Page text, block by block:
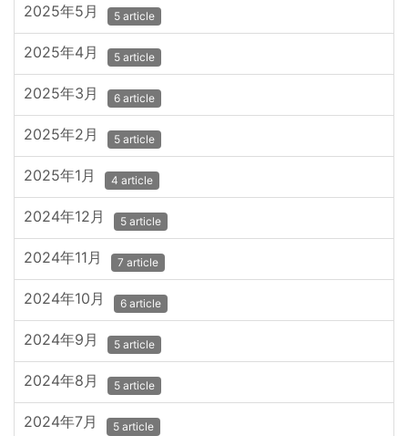
2025年5月 5 article
2025年4月 5 article
2025年3月 6 article
2025年2月 5 article
2025年1月 4 article
2024年12月 5 article
2024年11月 7 article
2024年10月 6 article
2024年9月 5 article
2024年8月 5 article
2024年7月 5 article